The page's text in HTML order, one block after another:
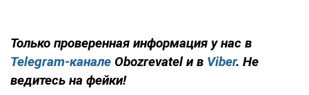
Только проверенная информация у нас в
Telegram-канале Obozrevatel и в Viber. Не
ведитесь на фейки!